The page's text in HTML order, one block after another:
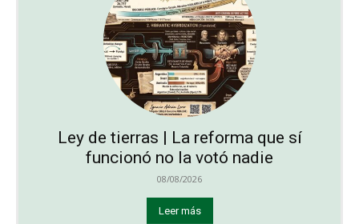
Ley de tierras | La reforma que sí
funcionó no la votó nadie
08/08/2026
Leer más